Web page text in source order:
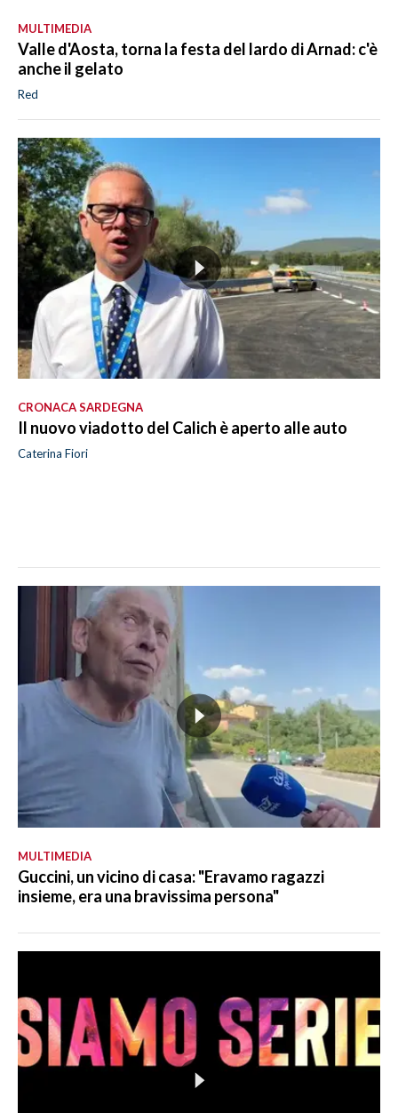
MULTIMEDIA
Valle d'Aosta, torna la festa del lardo di Arnad: c'è
anche il gelato
Red
CRONACA SARDEGNA
Il nuovo viadotto del Calich è aperto alle auto
Caterina Fiori
MULTIMEDIA
Guccini, un vicino di casa: "Eravamo ragazzi
insieme, era una bravissima persona"